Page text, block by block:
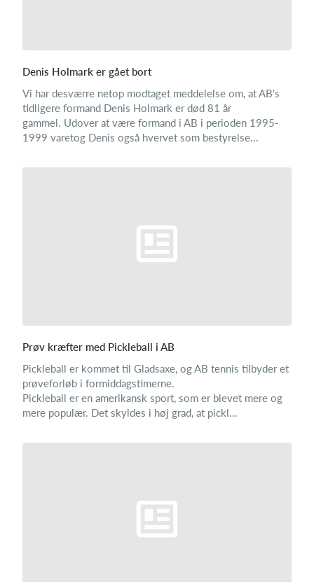
Denis Holmark er gået bort
Vi har desværre netop modtaget meddelelse om, at AB's
tidligere formand Denis Holmark er død 81 år
gammel. Udover at være formand i AB i perioden 1995-
1999 varetog Denis også hvervet som bestyrelse...
Prøv kræfter med Pickleball i AB
Pickleball er kommet til Gladsaxe, og AB tennis tilbyder et
prøveforløb i formiddagstimerne.
Pickleball er en amerikansk sport, som er blevet mere og
mere populær. Det skyldes i høj grad, at pickl...